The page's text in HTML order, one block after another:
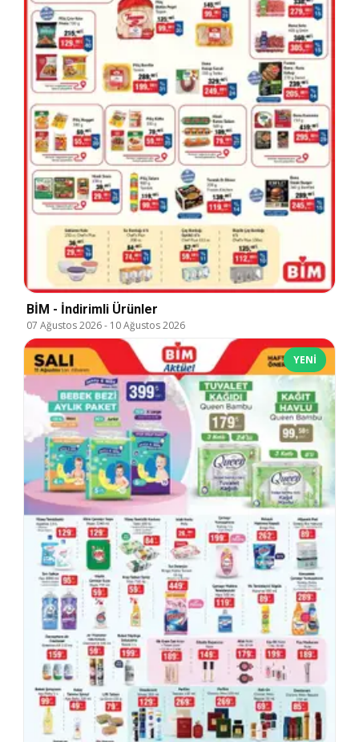
BİM - İndirimli Ürünler
07 Ağustos 2026- 10 Ağustos 2026
YENI